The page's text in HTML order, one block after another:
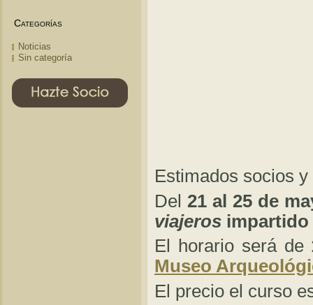
Categorías
Noticias
Sin categoría
Estimados socios
Del 21 al 25 de
viajeros impartido
El horario será de
Museo
El precio el curso